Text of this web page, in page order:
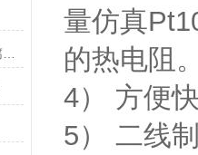
测温仪表的保护套管可采用哪些防腐措施？
量仿真
的热电阻
4） 方便
5） 二线